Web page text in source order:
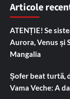
Articole
ATENȚIE! Se
Aurora, Venus și
Mangalia
Șofer beat turtă,
Vama Veche: A